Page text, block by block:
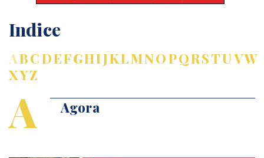
Indice
ABCDEFGHIJKLMNOPQRSTUVW
XYZ
A Agora